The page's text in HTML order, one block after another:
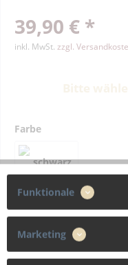
39,90 € *
inkl. MwSt. zzgl.
Farbe
Größe
Funktionale
Marketing